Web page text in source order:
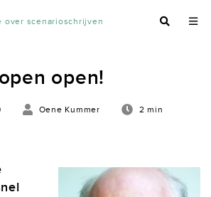
over scenarioschrijven
open!
Oene Kummer 2 min